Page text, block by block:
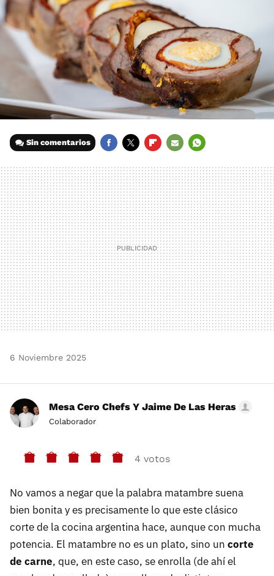
Sin comentarios
MAIL
6 Noviembre 2025
Mesa Cero Chefs Y Jaime De Las Heras
Colaborador
4 votos
No vamos a negar que la palabra matambre suena
bien bonita y es precisamente lo que este clásico
corte de la cocina argentina hace, aunque con mucha
potencia. El matambre no es un plato, sino un corte
de carne, que, en este caso, se enrolla (de ahí el